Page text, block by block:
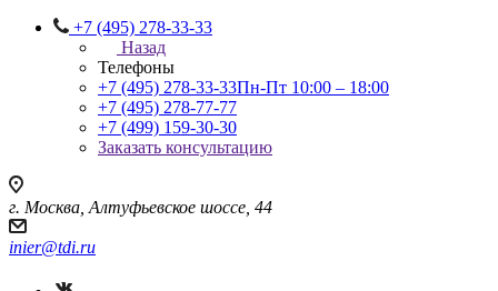
+7 (495) 278-33-33
Назад
Телефоны
+7 (495) 278-33-33Пн-Пт 10:00 – 18:00
+7 (495) 278-77-77
+7 (499) 159-30-30
Заказать консультацию
г. Москва, Алтуфьевское шоссе, 44
inier@tdi.ru